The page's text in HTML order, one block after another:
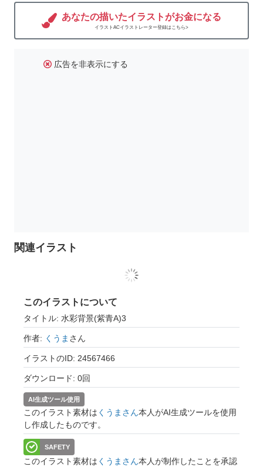
あなたの描いたイラストがお金になる
イラストACイラストレーター登録はこちら>
広告を非表示にする
関連イラスト
このイラストについて
タイトル: 水彩背景(紫青A)3
作者: くうま さん
イラストのID: 24567466
ダウンロード: 0回
AI生成ツール使用
このイラスト素材は くうまさん本人がAI生成ツールを使用
し作成したものです。
SAFETY
このイラスト素材は くうまさん本人が制作したことを承認